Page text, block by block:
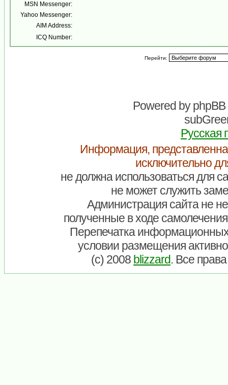
MSN Messenger:
Yahoo Messenger:
AIM Address:
ICQ Number:
Перейти:
Powered byphpBB
Русская
Информация,
исключительно
не должна использоваться для
не может служить
Администрация сайта не
полученные в ходе
Перепечатка
условии размещения
(c) 2008 blizzard. Все